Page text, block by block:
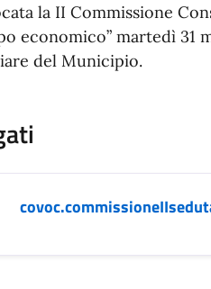
la II Commissione
economico” martedì 31
del Municipio.